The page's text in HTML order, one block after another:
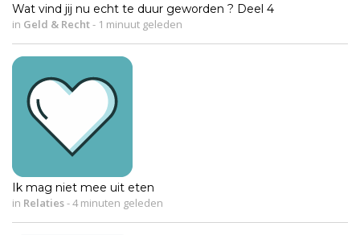
Wat vind jij nu echt te duur geworden ? Deel 4
in Geld & Recht- 1 minuut geleden
Ik mag niet mee uit eten
in Relaties-4 minuten geleden